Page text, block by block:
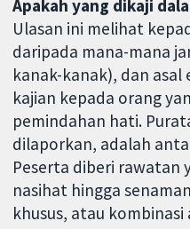
Apakah yang dikaji
Ulasan ini melihat
daripada mana-mana
kanak-kanak), dan
kajian kepada orang
pemindahan hati.
dilaporkan, adalah
Peserta diberi rawatan
nasihat hingga
khusus, atau